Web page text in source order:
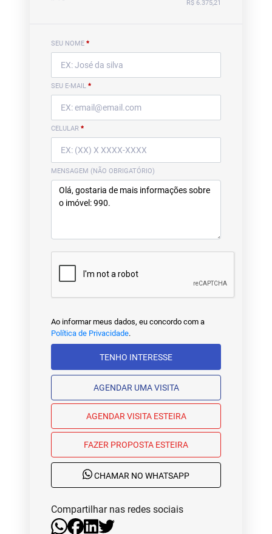
R$ 6.375,21
SEU NOME *
SEU E-MAIL *
CELULAR *
MENSAGEM (NÃO OBRIGATÓRIO)
Ao informar meus dados, eu concordo com a
Política de Privacidade.
TENHO INTERESSE
AGENDAR UMA VISITA
AGENDAR VISITA ESTEIRA
FAZER PROPOSTA ESTEIRA
CHAMAR NO WHATSAPP
Compartilhar nas redes sociais